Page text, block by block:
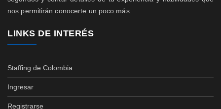
nos permitirán conocerte un poco más.
LINKS DE INTERÉS
Staffing de Colombia
Ingresar
Registrarse